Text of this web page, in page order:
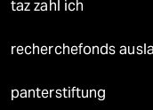
taz zahl ich
recherchefonds
panterstiftung